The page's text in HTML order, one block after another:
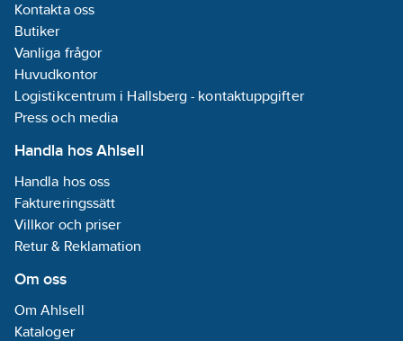
Kontakta oss
Butiker
Vanliga frågor
Huvudkontor
Logistikcentrum i Hallsberg - kontaktuppgifter
Press och media
Handla hos Ahlsell
Handla hos oss
Faktureringssätt
Villkor och priser
Retur & Reklamation
Om oss
Om Ahlsell
Kataloger